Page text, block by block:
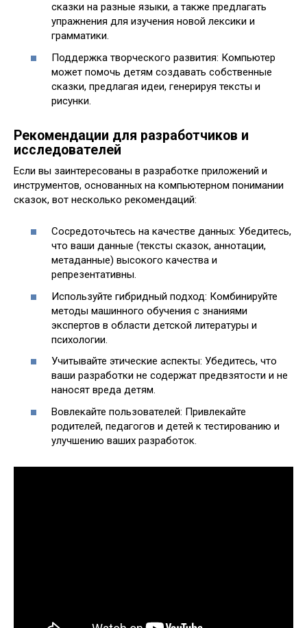
сказки на разные языки, а также предлагать
упражнения для изучения новой лексики и
грамматики.
Поддержка творческого развития: Компьютер
может помочь детям создавать собственные
сказки, предлагая идеи, генерируя тексты и
рисунки.
Рекомендации для разработчиков и
исследователей
Если вы заинтересованы в разработке приложений и
инструментов, основанных на компьютерном понимании
сказок, вот несколько рекомендаций:
Сосредоточьтесь на качестве данных: Убедитесь,
что ваши данные (тексты сказок, аннотации,
метаданные) высокого качества и
репрезентативны.
Используйте гибридный подход: Комбинируйте
методы машинного обучения с знаниями
экспертов в области детской литературы и
психологии.
Учитывайте этические аспекты: Убедитесь, что
ваши разработки не содержат предвзятости и не
наносят вреда детям.
Вовлекайте пользователей: Привлекайте
родителей, педагогов и детей к тестированию и
улучшению ваших разработок.